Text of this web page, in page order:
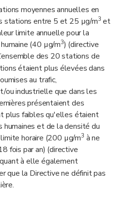
moyennes annuelles en
stations entre 5 et 25 µg/m3 et
limite annuelle pour la
(40 µg/m3) (directive
des 20 stations de
étaient plus élevées dans
au trafic,
ou industrielle que dans les
présentaient des
plus faibles qu'elles étaient
et de la densité du
horaire (200 µg/m3 à ne
fois par an) (directive
à elle également
que la Directive ne définit pas